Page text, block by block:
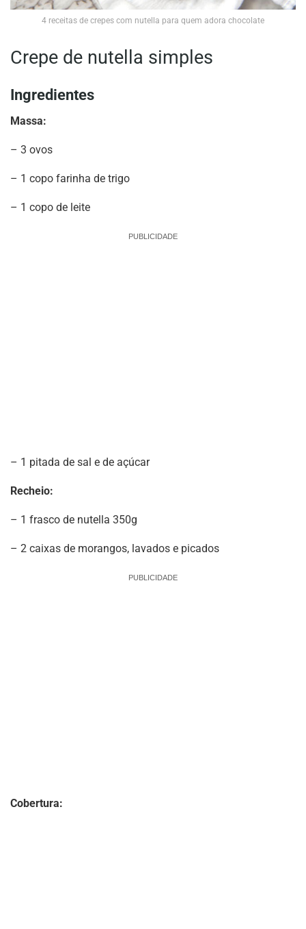
4 receitas de crepes com nutella para quem adora chocolate
Crepe de nutella simples
Ingredientes
Massa:
– 3 ovos
– 1 copo farinha de trigo
– 1 copo de leite
PUBLICIDADE
– 1 pitada de sal e de açúcar
Recheio:
– 1 frasco de nutella 350g
– 2 caixas de morangos, lavados e picados
PUBLICIDADE
Cobertura: